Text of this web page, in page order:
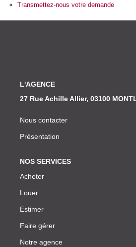
Transmettez-nous votre demande
L'AGENCE
27 Rue Achille Allier, 03100
Nous contacter
Présentation
NOS SERVICES
Acheter
Louer
Estimer
Faire gérer
Notre agence